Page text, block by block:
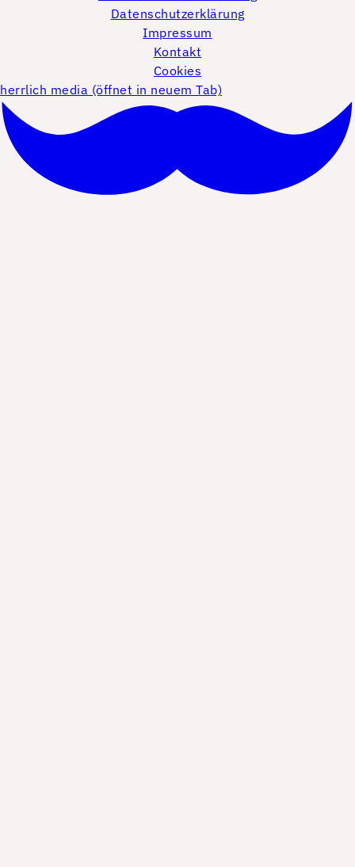
Datenschutzerklärung
Impressum
Kontakt
Cookies
herrlich media (öffnet in neuem Tab)